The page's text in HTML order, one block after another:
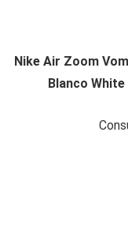
Nike Air Zoom
Blanco